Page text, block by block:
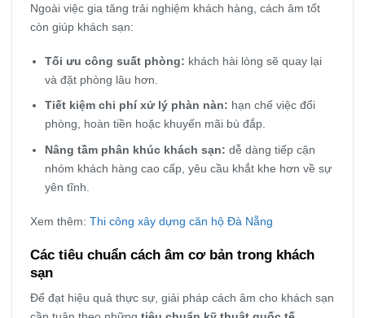
Ngoài việc gia tăng trải nghiệm khách hàng, cách âm tốt
còn giúp khách sạn:
Tối ưu công suất phòng: khách hài lòng sẽ quay lại
và đặt phòng lâu hơn.
Tiết kiệm chi phí xử lý phàn nàn: hạn chế việc đổi
phòng, hoàn tiền hoặc khuyến mãi bù đắp.
Nâng tầm phân khúc khách sạn: dễ dàng tiếp cận
nhóm khách hàng cao cấp, yêu cầu khắt khe hơn về sự
yên tĩnh.
Xem thêm: Thi công xây dựng căn hộ Đà Nẵng
Các tiêu chuẩn cách âm cơ bản trong khách
sạn
Để đạt hiệu quả thực sự, giải pháp cách âm cho khách sạn